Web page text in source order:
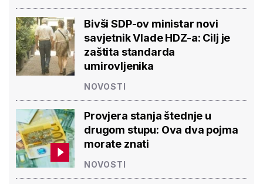
Bivši SDP-ov ministar novi
savjetnik Vlade HDZ-a: Cilj je
zaštita standarda
umirovljenika
NOVOSTI
Provjera stanja štednje u
drugom stupu: Ova dva pojma
morate znati
NOVOSTI